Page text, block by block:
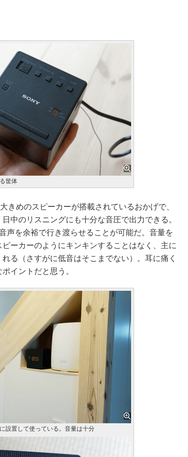
筐体
きめのスピーカーが搭載されているおかげで、
中のリスニングにも十分な音圧で出力できる。
声を余裕で行き渡らせることが可能だ。音量を
ピーカーのようにキンキンすることはなく、主に
る（さすがに低音はそこまでない）。耳に痛く
イントだと思う。
設置して使っている。音量は十分